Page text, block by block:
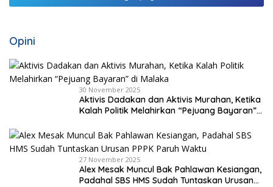
Opini
30 November 2025
Aktivis Dadakan dan Aktivis Murahan, Ketika
Kalah Politik Melahirkan “Pejuang Bayaran”
27 November 2025
Alex Mesak Muncul Bak Pahlawan Kesiangan,
Padahal SBS HMS Sudah Tuntaskan Urusan